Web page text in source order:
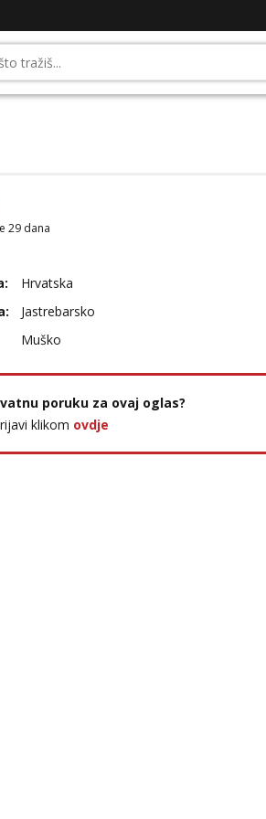
29 dana
Hrvatska
Jastrebarsko
Muško
poruku za ovaj oglas?
klikom ovdje